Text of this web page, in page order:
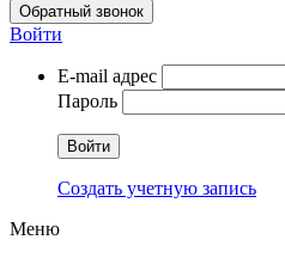
Обратный звонок
Войти
E-mail адрес
Пароль
Войти
Создать учетную запись
Меню